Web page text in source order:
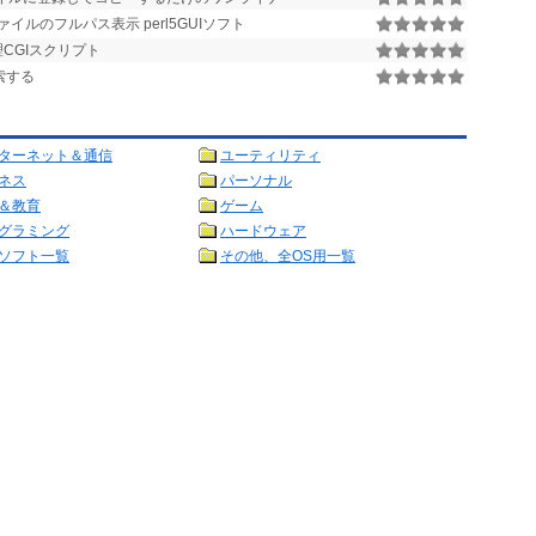
イルのフルパス表示 perl5GUIソフト
スクリプト
する
ーネット＆通信
ユーティリティ
ス
パーソナル
教育
ゲーム
ラミング
ハードウェア
フト一覧 その他、全OS用一覧